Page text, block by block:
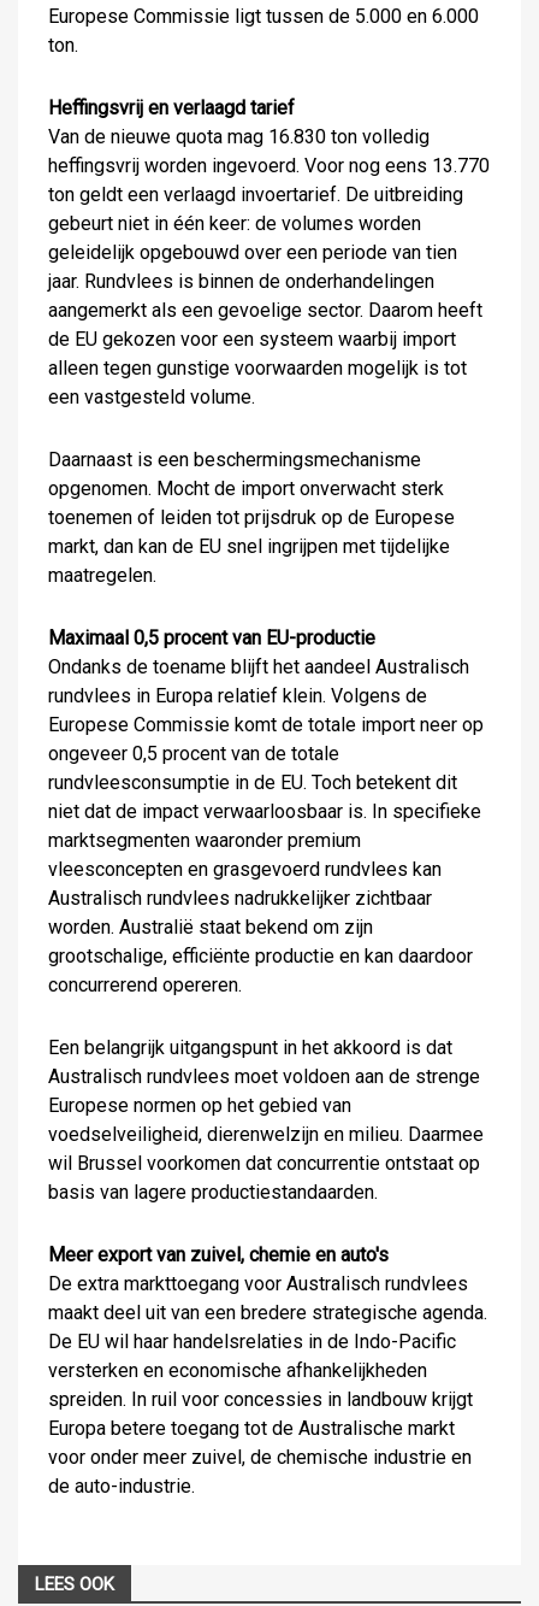
Europese Commissie ligt tussen de 5.000 en 6.000
ton.
Heffingsvrij en verlaagd tarief
Van de nieuwe quota mag 16.830 ton volledig
heffingsvrij worden ingevoerd. Voor nog eens 13.770
ton geldt een verlaagd invoertarief. De uitbreiding
gebeurt niet in één keer: de volumes worden
geleidelijk opgebouwd over een periode van tien
jaar. Rundvlees is binnen de onderhandelingen
aangemerkt als een gevoelige sector. Daarom heeft
de EU gekozen voor een systeem waarbij import
alleen tegen gunstige voorwaarden mogelijk is tot
een vastgesteld volume.
Daarnaast is een beschermingsmechanisme
opgenomen. Mocht de import onverwacht sterk
toenemen of leiden tot prijsdruk op de Europese
markt, dan kan de EU snel ingrijpen met tijdelijke
maatregelen.
Maximaal 0,5 procent van EU-productie
Ondanks de toename blijft het aandeel Australisch
rundvlees in Europa relatief klein. Volgens de
Europese Commissie komt de totale import neer op
ongeveer 0,5 procent van de totale
rundvleesconsumptie in de EU. Toch betekent dit
niet dat de impact verwaarloosbaar is. In specifieke
marktsegmenten waaronder premium
vleesconcepten en grasgevoerd rundvlees kan
Australisch rundvlees nadrukkelijker zichtbaar
worden. Australië staat bekend om zijn
grootschalige, efficiënte productie en kan daardoor
concurrerend opereren.
Een belangrijk uitgangspunt in het akkoord is dat
Australisch rundvlees moet voldoen aan de strenge
Europese normen op het gebied van
voedselveiligheid, dierenwelzijn en milieu. Daarmee
wil Brussel voorkomen dat concurrentie ontstaat op
basis van lagere productiestandaarden.
Meer export van zuivel, chemie en auto's
De extra markttoegang voor Australisch rundvlees
maakt deel uit van een bredere strategische agenda.
De EU wil haar handelsrelaties in de Indo-Pacific
versterken en economische afhankelijkheden
spreiden. In ruil voor concessies in landbouw krijgt
Europa betere toegang tot de Australische markt
voor onder meer zuivel, de chemische industrie en
de auto-industrie.
LEES OOK